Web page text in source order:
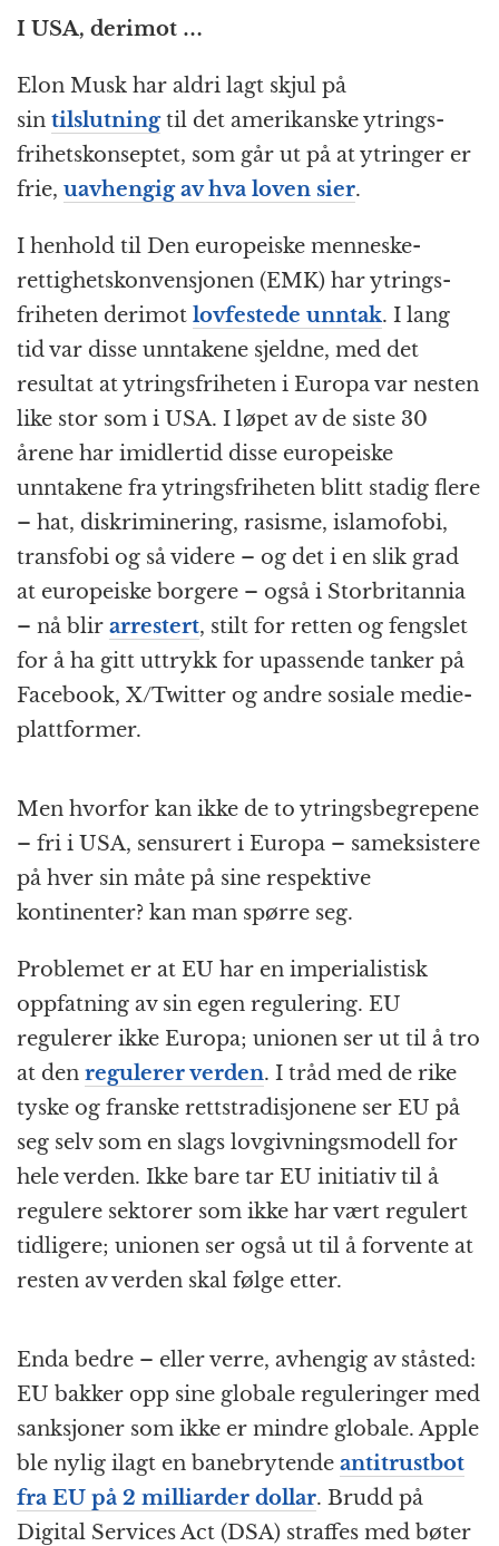
I USA, derimot …
Elon Musk har aldri lagt skjul på
sin tilslutningtil det amerikanske ytrings­
frihets­konseptet, som går ut på at ytringer er
frie, uavhengig av hva loven sier.
I henhold til Den europeiske menneske­
rettighets­konvensjonen (EMK) har ytrings­
friheten derimot lovfestede unntak. I lang
tid var disse unntakene sjeldne, med det
resultat at ytrings­friheten i Europa var nesten
like stor som i USA. I løpet av de siste 30
årene har imidlertid disse europeiske
unntakene fra ytrings­friheten blitt stadig flere
– hat, diskriminering, rasisme, islamofobi,
transfobi og så videre – og det i en slik grad
at europeiske borgere – også i Storbritannia
– nå blir arrestert, stilt for retten og fengslet
for å ha gitt uttrykk for upassende tanker på
Facebook, X/Twitter og andre sosiale medie­
plattformer.
Men hvorfor kan ikke de to ytrings­begrepene
– fri i USA, sensurert i Europa – sameksistere
på hver sin måte på sine respektive
kontinenter? kan man spørre seg.
Problemet er at EU har en imperialistisk
oppfatning av sin egen regulering. EU
regulerer ikke Europa; unionen ser ut til å tro
at den regulerer verden. I tråd med de rike
tyske og franske retts­tradisjonene ser EU på
seg selv som en slags lovgivnings­modell for
hele verden. Ikke bare tar EU initiativ til å
regulere sektorer som ikke har vært regulert
tidligere; unionen ser også ut til å forvente at
resten av verden skal følge etter.
Enda bedre – eller verre, avhengig av ståsted:
EU bakker opp sine globale reguleringer med
sanksjoner som ikke er mindre globale. Apple
ble nylig ilagt en banebrytende antitrustbot
fra EU på 2 milliarder dollar. Brudd på
Digital Services Act (DSA) straffes med bøter